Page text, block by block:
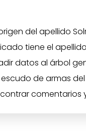
del apellido
tiene el
datos al árbol
escudo de armas
comentarios